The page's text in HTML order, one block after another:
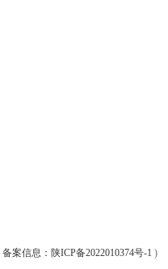
备案信息：陕ICP备2022010374号-1 )